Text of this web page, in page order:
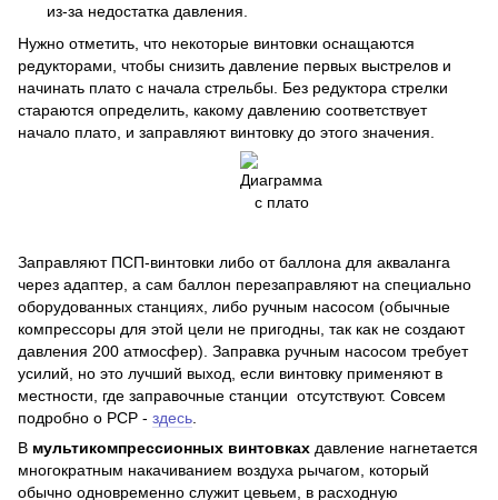
из-за недостатка давления.
Нужно отметить, что некоторые винтовки оснащаются
редукторами, чтобы снизить давление первых выстрелов и
начинать плато с начала стрельбы. Без редуктора стрелки
стараются определить, какому давлению соответствует
начало плато, и заправляют винтовку до этого значения.
Заправляют ПСП-винтовки либо от баллона для акваланга
через адаптер, а сам баллон перезаправляют на специально
оборудованных станциях, либо ручным насосом (обычные
компрессоры для этой цели не пригодны, так как не создают
давления 200 атмосфер). Заправка ручным насосом требует
усилий, но это лучший выход, если винтовку применяют в
местности, где заправочные станции отсутствуют. Совсем
подробно о PCP - здесь
В мультикомпрессионных винтовках давление нагнетается
многократным накачиванием воздуха рычагом, который
обычно одновременно служит цевьем, в расходную